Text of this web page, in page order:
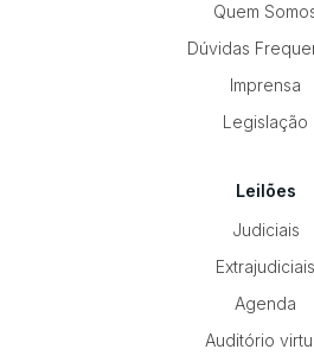
Quem
Dúvidas
Imprensa
Legislação
Leilões
Judiciais
Extrajudiciais
Agenda
Auditório